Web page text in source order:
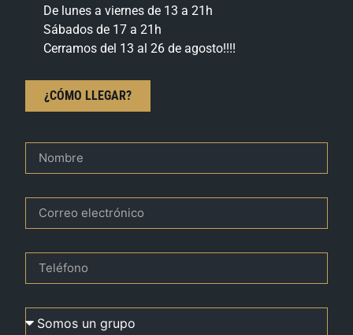
De lunes a viernes de 13 a 21h
Sábados de 17 a 21h
Cerramos del 13 al 26 de agosto!!!!
¿CÓMO LLEGAR?